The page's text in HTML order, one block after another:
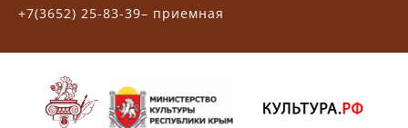
+7(3652) 25-83-39– приемная